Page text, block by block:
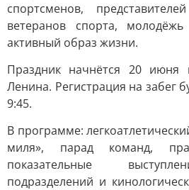
спортсменов,
ветеранов спорта,
активный образ жизни.
Праздник начнётся 20
Ленина. Регистрация на забег
9:45.
В программе:
миля», парад команд,
показательные
подразделений и